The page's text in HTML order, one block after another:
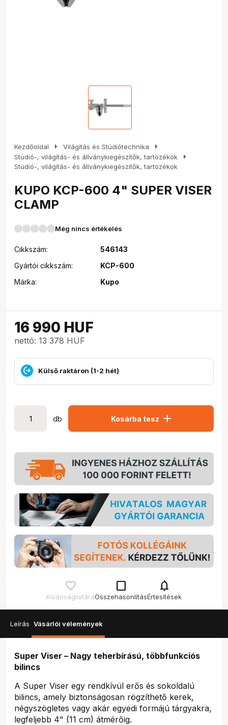
Kezdőoldal arrow_right Világítás és Stúdiótechnika arrow_right
Stúdió-, világítás- és állványkiegészítők, tartozékok arrow_right
Stúdió-, világítás- és állványkiegészítők, tartozékok
KUPO KCP-600 4" SUPER VISER
CLAMP
Még nincs értékelés
Cikkszám:
546143
Gyártói cikkszám:
KCP-600
Márka:
Kupo
16 990 HUF
nettó: 13 378 HUF
Külső raktáron (1-2 hét)
db Kosárba tesz add
Kívánságlistára
check_box_outline_blank
Összehasonlítás
notifications
Értesítések
Leírás Vásárlói vélemények
Super Viser – Nagy teherbírású, többfunkciós
bilincs
A Super Viser egy rendkívül erős és sokoldalú
bilincs, amely biztonságosan rögzíthető kerek,
négyszögletes vagy akár egyedi formájú tárgyakra,
legfeljebb 4" (11 cm) átmérőig.